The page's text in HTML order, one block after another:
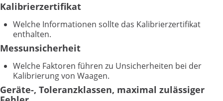
Kalibrierzertifikat
Welche Informationen sollte das Kalibrierzertifikat
enthalten.
Messunsicherheit
Welche Faktoren führen zu Unsicherheiten bei der
Kalibrierung von Waagen.
Geräte-, Toleranzklassen, maximal zulässiger